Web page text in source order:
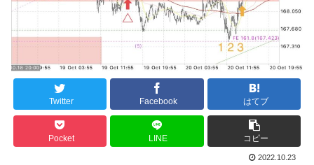
Twitter Facebook はてブ
Pocket LINE コピー
2022.10.23